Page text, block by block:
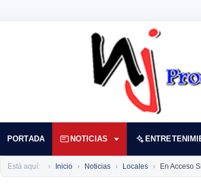
PORTADA NOTICIAS
Está aquí: Inicio Noticias Locales En Acceso